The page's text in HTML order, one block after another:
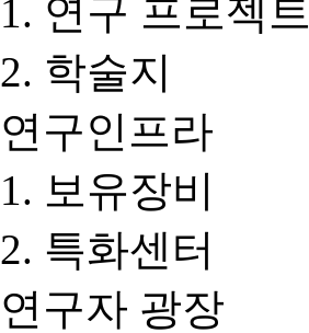
연구 프로젝트
학술지
연구인프라
보유장비
특화센터
연구자 광장